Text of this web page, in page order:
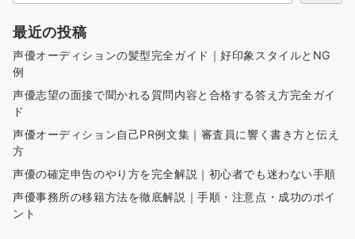
最近の投稿
声優オーディションの髪型完全ガイド｜好印象スタイルとNG
例
声優志望の面接で聞かれる質問内容と合格する答え方完全ガイ
ド
声優オーディション自己PR例文集｜審査員に響く書き方と伝え
方
声優の確定申告のやり方を完全解説｜初心者でも迷わない手順
声優事務所の移籍方法を徹底解説｜手順・注意点・成功のポイ
ント